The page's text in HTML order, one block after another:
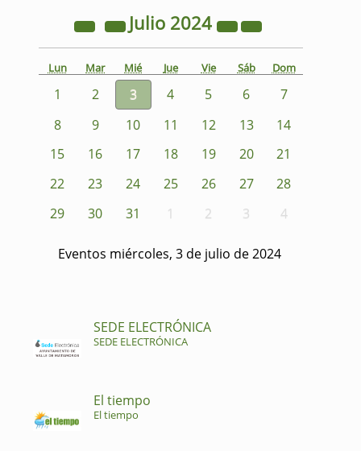
Julio 2024
Lun Mar Mié Jue Vie Sáb Dom
1 2 3 4 5 6
7
8
9 10 11 12 13
14
15
16 17 18 19 20
21
22
23 24 25 26 27
28
29
30 31 1 2 3 4
Eventos miércoles, 3 de julio de 2024
SEDE ELECTRÓNICA
SEDE ELECTRÓNICA
El tiempo
El tiempo